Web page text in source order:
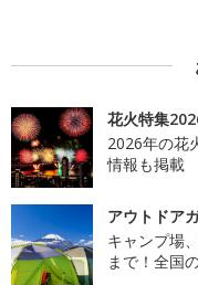
花火特集
2026年の花
情報も掲載
アウトドア
キャンプ場
まで！全国